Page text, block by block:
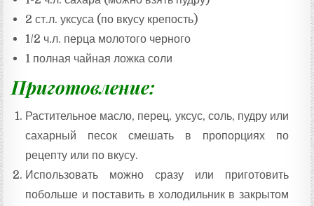
2 ст.л. уксуса (по вкусу крепость)
1/2 ч.л. перца молотого черного
1 полная чайная ложка соли
Приготовление:
Растительное масло, перец, уксус, соль, пудру или
сахарный песок смешать в пропорциях по
рецепту или по вкусу.
Использовать можно сразу или приготовить
побольше и поставить в холодильник в закрытом